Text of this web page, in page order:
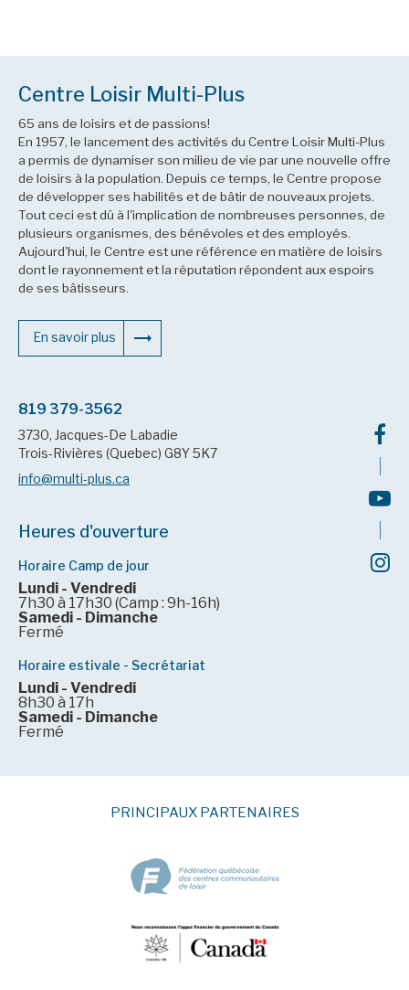
Centre Loisir Multi-Plus
65 ans de loisirs et de passions!
En 1957, le lancement des activités du Centre Loisir Multi-Plus
a permis de dynamiser son milieu de vie par une nouvelle offre
de loisirs à la population. Depuis ce temps, le Centre propose
de développer ses habilités et de bâtir de nouveaux projets.
Tout ceci est dû à l'implication de nombreuses personnes, de
plusieurs organismes, des bénévoles et des employés.
Aujourd'hui, le Centre est une référence en matière de loisirs
dont le rayonnement et la réputation répondent aux espoirs
de ses bâtisseurs.
En savoir plus
819 379-3562
3730, Jacques-De Labadie
Trois-Rivières (Quebec) G8Y 5K7
info@multi-plus.ca
Heures d'ouverture
Horaire Camp de jour
Lundi - Vendredi
7h30 à 17h30 (Camp : 9h-16h)
Samedi - Dimanche
Fermé
Horaire estivale - Secrétariat
Lundi - Vendredi
8h30 à 17h
Samedi - Dimanche
Fermé
PRINCIPAUX PARTENAIRES